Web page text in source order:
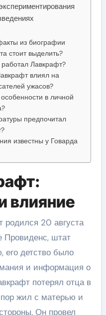
из биографии
стоит выделить?
Лавкрафт?
влиял на
ужасов?
в личной
предпочитал
известны у Говарда
влияние
родился 20 августа
Провиденс, штат
детство было
и информация о
потерял отца в
пор жил с матерью и
Он провел